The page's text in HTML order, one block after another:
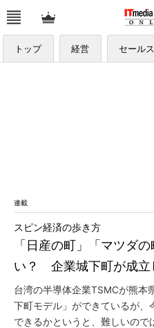
トップ 経営 セールス
連載
「日産の町」「マツダ
い？ 企業城下町が成立
スピン経済の歩き方
台湾の半導体企業TSMCが熊本
下町モデル」ができているが、
できるかというと、難しいので